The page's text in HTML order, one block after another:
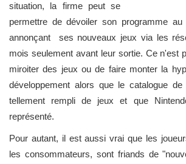
situation, la firme peut se
permettre de dévoiler son programme au
annonçant ses nouveaux jeux via les
mois seulement avant leur sortie. Ce n'est
miroiter des jeux ou de faire monter la
développement alors que le catalogue
tellement rempli de jeux et que
représenté.
Pour autant, il est aussi vrai que les
les consommateurs, sont friands de